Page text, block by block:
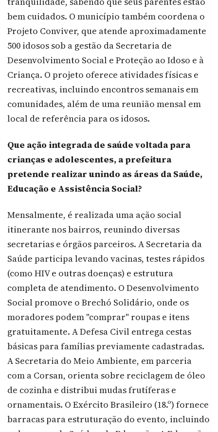
bem cuidados. O município também coordena o
Projeto Conviver, que atende aproximadamente
500 idosos sob a gestão da Secretaria de
Desenvolvimento Social e Proteção ao Idoso e à
Criança. O projeto oferece atividades físicas e
recreativas, incluindo encontros semanais em
comunidades, além de uma reunião mensal em
local de referência para os idosos.
Que ação integrada de saúde voltada para
crianças e adolescentes, a prefeitura
pretende realizar unindo as áreas da Saúde,
Educação e Assistência Social?
Mensalmente, é realizada uma ação social
itinerante nos bairros, reunindo diversas
secretarias e órgãos parceiros. A Secretaria da
Saúde participa levando vacinas, testes rápidos
(como HIV e outras doenças) e estrutura
completa de atendimento. O Desenvolvimento
Social promove o Brechó Solidário, onde os
moradores podem "comprar" roupas e itens
gratuitamente. A Defesa Civil entrega cestas
básicas para famílias previamente cadastradas.
A Secretaria do Meio Ambiente, em parceria
com a Corsan, orienta sobre reciclagem de óleo
de cozinha e distribui mudas frutíferas e
ornamentais. O Exército Brasileiro (18.º) fornece
barracas para estruturação do evento, incluindo